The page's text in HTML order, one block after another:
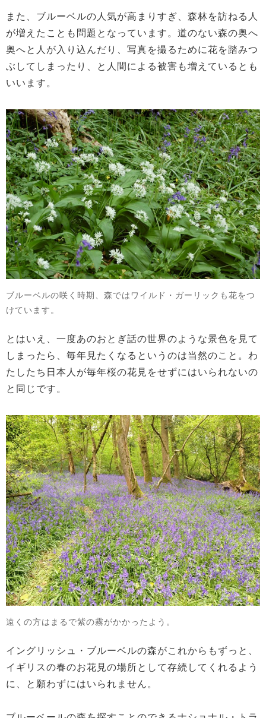
また、ブルーベルの人気が高まりすぎ、森林を訪ねる人
が増えたことも問題となっています。道のない森の奥へ
奥へと人が入り込んだり、写真を撮るために花を踏みつ
ぶしてしまったり、と人間による被害も増えているとも
いいます。
ブルーベルの咲く時期、森ではワイルド・ガーリックも花をつ
けています。
とはいえ、一度あのおとぎ話の世界のような景色を見て
しまったら、毎年見たくなるというのは当然のこと。わ
たしたち日本人が毎年桜の花見をせずにはいられないの
と同じです。
遠くの方はまるで紫の霧がかかったよう。
イングリッシュ・ブルーベルの森がこれからもずっと、
イギリスの春のお花見の場所として存続してくれるよう
に、と願わずにはいられません。